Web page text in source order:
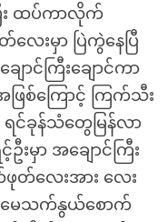
ြီး ထပ်ကာလိုက်
းမှာ ပြဲကွဲနေပြီ
ောင်ကြီးချောင်ကာ
ြစ်ကြောင့် ကြက်သီး
ရင်ခုန်သံတွေမြန်လာ
မှာ အချောင်ကြီး
တ်လေးအား လေး
မေသက်နွယ်စောက်